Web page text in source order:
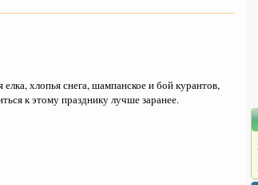
хлопья снега, шампанское и бой курантов,
к этому празднику лучше заранее.